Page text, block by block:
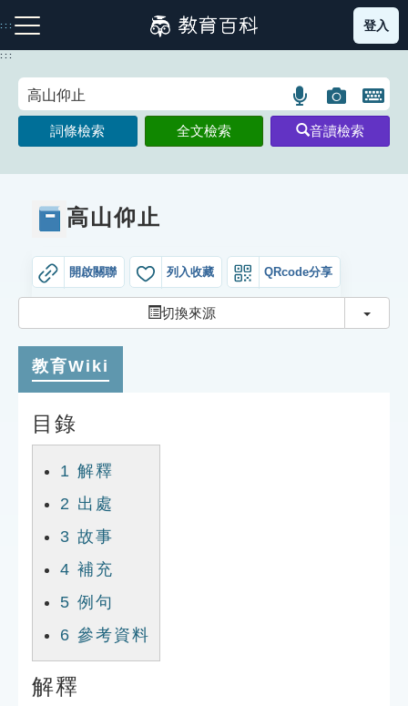
到
主
:::
注音索引圖示 筆畫索引圖示 部首索引表圖示
網站導覽
生字詞彙表
成語故事
索引選單
單字索引
生命大百科索引
遊戲專區
教學應用
貓頭鷹博士
登入
:::
語
言
搜
圖
片
搜
開
鍵
詞條檢索 全文檢索 音讀檢索
高山仰止
開啟關聯 列入收藏 QRcode分享
切換來源 切換
教育Wiki
目錄
1 解釋
2 出處
3 故事
4 補充
5 例句
6 參考資料
解釋